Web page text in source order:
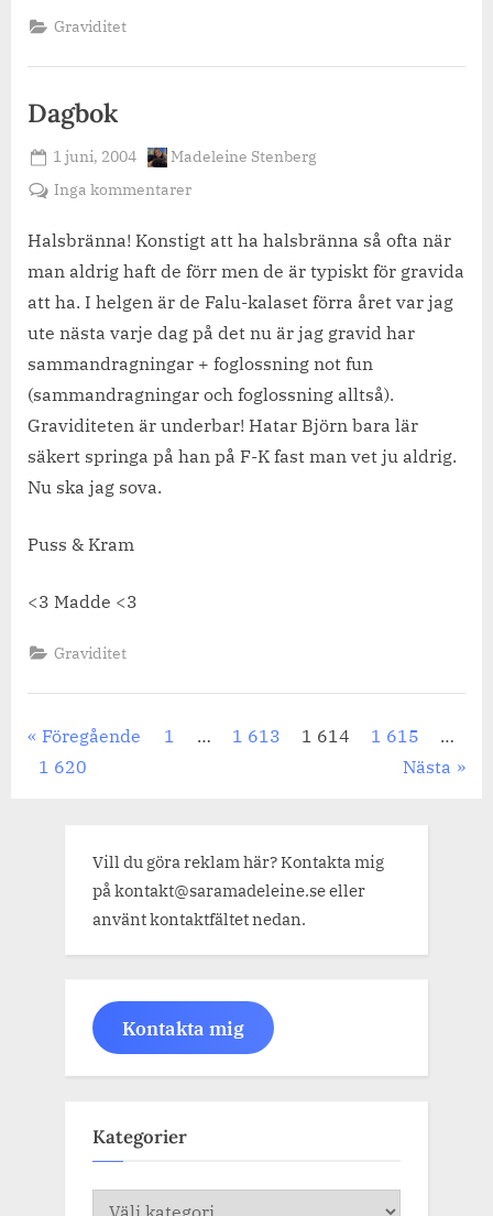
Graviditet
Dagbok
Posted
on
1 juni, 2004 By
Madeleine Stenberg
Inga kommentarertill
Halsbränna! Konstigt att ha halsbränna så ofta när
man aldrig haft de förr men de är typiskt för gravida
att ha. I helgen är de Falu-kalaset förra året var jag
ute nästa varje dag på det nu är jag gravid har
sammandragningar + foglossning not fun
(sammandragningar och foglossning alltså).
Graviditeten är underbar! Hatar Björn bara lär
säkert springa på han på F-K fast man vet ju aldrig.
Nu ska jag sova.
Puss & Kram
<3 Madde <3
Graviditet
Sidnumrering
Föregående 1 … 1 613 1 614 1 615
…
1 620
Nästa
Vill du göra reklam här? Kontakta mig
på kontakt@saramadeleine.se eller
använt kontaktfältet nedan.
Kontakta mig
Kategorier
Kategorier